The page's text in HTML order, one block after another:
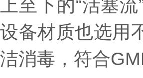
上至下的“活塞
设备材质也选用
洁消毒，符合